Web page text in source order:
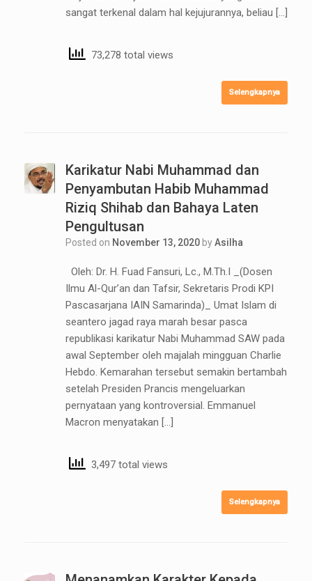
sangat terkenal dalam hal kejujurannya, beliau […]
73,278 total views
Selengkapnya
Karikatur Nabi Muhammad dan
Penyambutan Habib Muhammad
Riziq Shihab dan Bahaya Laten
Pengultusan
Posted on November 13, 2020 byAsilha
Oleh: Dr. H. Fuad Fansuri, Lc., M.Th.I _(Dosen
Ilmu Al-Qur’an dan Tafsir, Sekretaris Prodi KPI
Pascasarjana IAIN Samarinda)_ Umat Islam di
seantero jagad raya marah besar pasca
republikasi karikatur Nabi Muhammad SAW pada
awal September oleh majalah mingguan Charlie
Hebdo. Kemarahan tersebut semakin bertambah
setelah Presiden Prancis mengeluarkan
pernyataan yang kontroversial. Emmanuel
Macron menyatakan […]
3,497 total views
Selengkapnya